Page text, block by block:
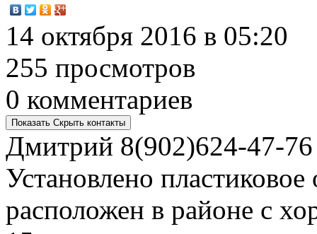
14 октября 2016 в 05:20
255 просмотров
0 комментариев
Показать Скрыть контакты
Дмитрий 8(902)624-47-76
Установлено
расположен в районе с